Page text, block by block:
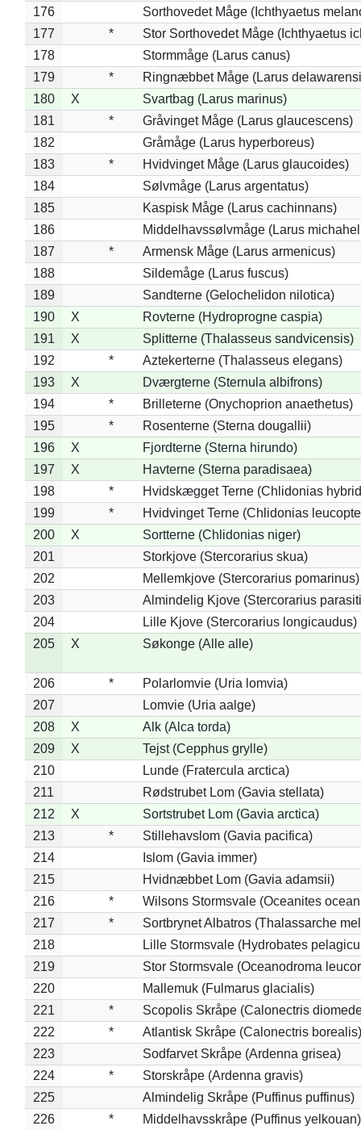
176
Sorthovedet Måge (Ichthyaetus
177
*
Stor Sorthovedet Måge (Ichthyaetus
178
Stormmåge (Larus canus)
179
*
Ringnæbbet Måge (Larus
180
X
Svartbag (Larus marinus)
181
*
Gråvinget Måge (Larus glaucescens)
182
Gråmåge (Larus hyperboreus)
183
*
Hvidvinget Måge (Larus glaucoides)
184
Sølvmåge (Larus argentatus)
185
Kaspisk Måge (Larus cachinnans)
186
Middelhavssølvmåge (Larus
187
*
Armensk Måge (Larus armenicus)
188
Sildemåge (Larus fuscus)
189
Sandterne (Gelochelidon nilotica)
190
X
Rovterne (Hydroprogne caspia)
191
X
Splitterne (Thalasseus sandvicensis)
192
*
Aztekerterne (Thalasseus elegans)
193
X
Dværgterne (Sternula albifrons)
194
*
Brilleterne (Onychoprion anaethetus)
195
*
Rosenterne (Sterna dougallii)
196
X
Fjordterne (Sterna hirundo)
197
X
Havterne (Sterna paradisaea)
198
*
Hvidskægget Terne (Chlidonias
199
*
Hvidvinget Terne (Chlidonias
200
X
Sortterne (Chlidonias niger)
201
Storkjove (Stercorarius skua)
202
Mellemkjove (Stercorarius pomarinus)
203
Almindelig Kjove (Stercorarius
204
Lille Kjove (Stercorarius longicaudus)
205
X Søkonge (Alle alle)
206 *
Polarlomvie (Uria lomvia)
207
Lomvie (Uria aalge)
208
X
Alk (Alca torda)
209
X
Tejst (Cepphus grylle)
210
Lunde (Fratercula arctica)
211
Rødstrubet Lom (Gavia stellata)
212
X
Sortstrubet Lom (Gavia arctica)
213
*
Stillehavslom (Gavia pacifica)
214
Islom (Gavia immer)
215
Hvidnæbbet Lom (Gavia adamsii)
216
*
Wilsons Stormsvale (Oceanites
217
*
Sortbrynet Albatros (Thalassarche
218
Lille Stormsvale (Hydrobates
219
Stor Stormsvale (Oceanodroma
220
Mallemuk (Fulmarus glacialis)
221
*
Scopolis Skråpe (Calonectris
222
*
Atlantisk Skråpe (Calonectris borealis)
223
Sodfarvet Skråpe (Ardenna grisea)
224
*
Storskråpe (Ardenna gravis)
225
Almindelig Skråpe (Puffinus puffinus)
226
* Middelhavsskråpe (Puffinus yelkouan)